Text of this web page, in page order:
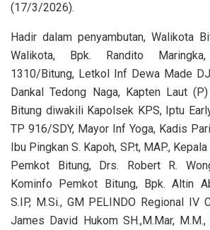
(17/3/2026).
Hadir dalam penyambutan, Walikota
Walikota, Bpk. Randito
1310/Bitung, Letkol Inf Dewa Made
Dankal Tedong Naga, Kapten Laut
Bitung diwakili Kapolsek KPS, Iptu
TP 916/SDY, Mayor Inf Yoga, Kadis
Ibu Pingkan S. Kapoh, SP.t, MAP.,
Pemkot Bitung, Drs. Robert R.
Kominfo Pemkot Bitung, Bpk. Altin
S.IP, M.Si., GM PELINDO Regional IV
James David Hukom SH.,M.Mar,